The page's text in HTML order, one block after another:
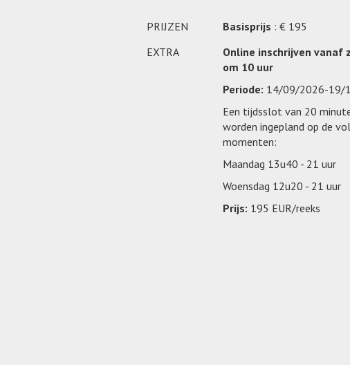
PRIJZEN Basisprijs : € 195
EXTRA
Online inschrijven vanaf
om 10 uur
Periode: 14/09/2026-19/
Een tijdsslot van 20
worden ingepland op de
momenten:
Maandag 13u40 - 21 uur
Woensdag 12u20 - 21 uur
Prijs: 195 EUR/reeks